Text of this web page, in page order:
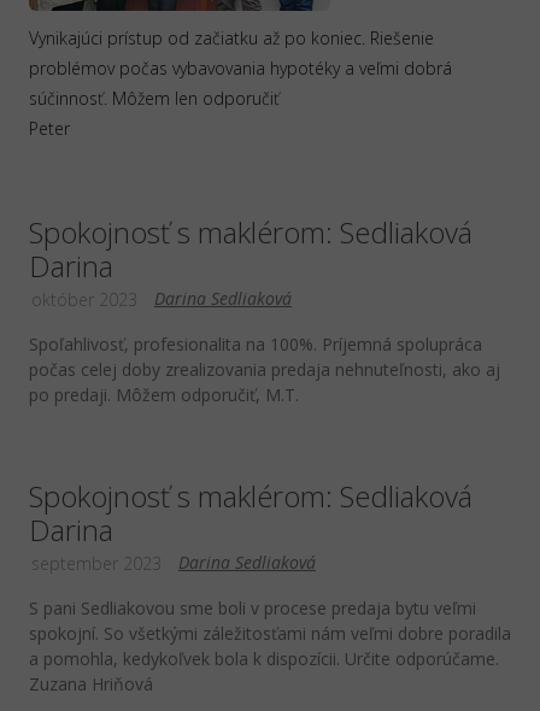
Vynikajúci prístup od začiatku až po koniec. Riešenie
problémov počas vybavovania hypotéky a veľmi dobrá
súčinnosť. Môžem len odporučiť
Peter
Spokojnosť s maklérom: Sedliaková
Darina
Darina Sedliaková
október 2023
Spoľahlivosť, profesionalita na 100%. Príjemná spolupráca
počas celej doby zrealizovania predaja nehnuteľnosti, ako aj
po predaji. Môžem odporučiť, M.T.
Spokojnosť s maklérom: Sedliaková
Darina
Darina Sedliaková
september 2023
S pani Sedliakovou sme boli v procese predaja bytu veľmi
spokojní. So všetkými záležitosťami nám veľmi dobre poradila
a pomohla, kedykoľvek bola k dispozícii. Určite odporúčame.
Zuzana Hriňová